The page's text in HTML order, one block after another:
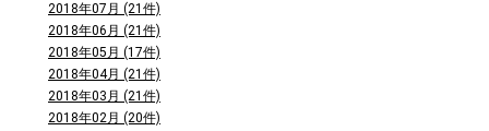
2018年07月 (21件)
2018年06月 (21件)
2018年05月 (17件)
2018年04月 (21件)
2018年03月 (21件)
2018年02月 (20件)